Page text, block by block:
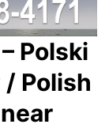
Polski
Polish